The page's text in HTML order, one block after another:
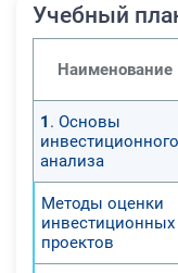
Учебный
Наименование
1 . Основы
инвестиционного
анализа
Методы оценки
инвестиционных
проектов